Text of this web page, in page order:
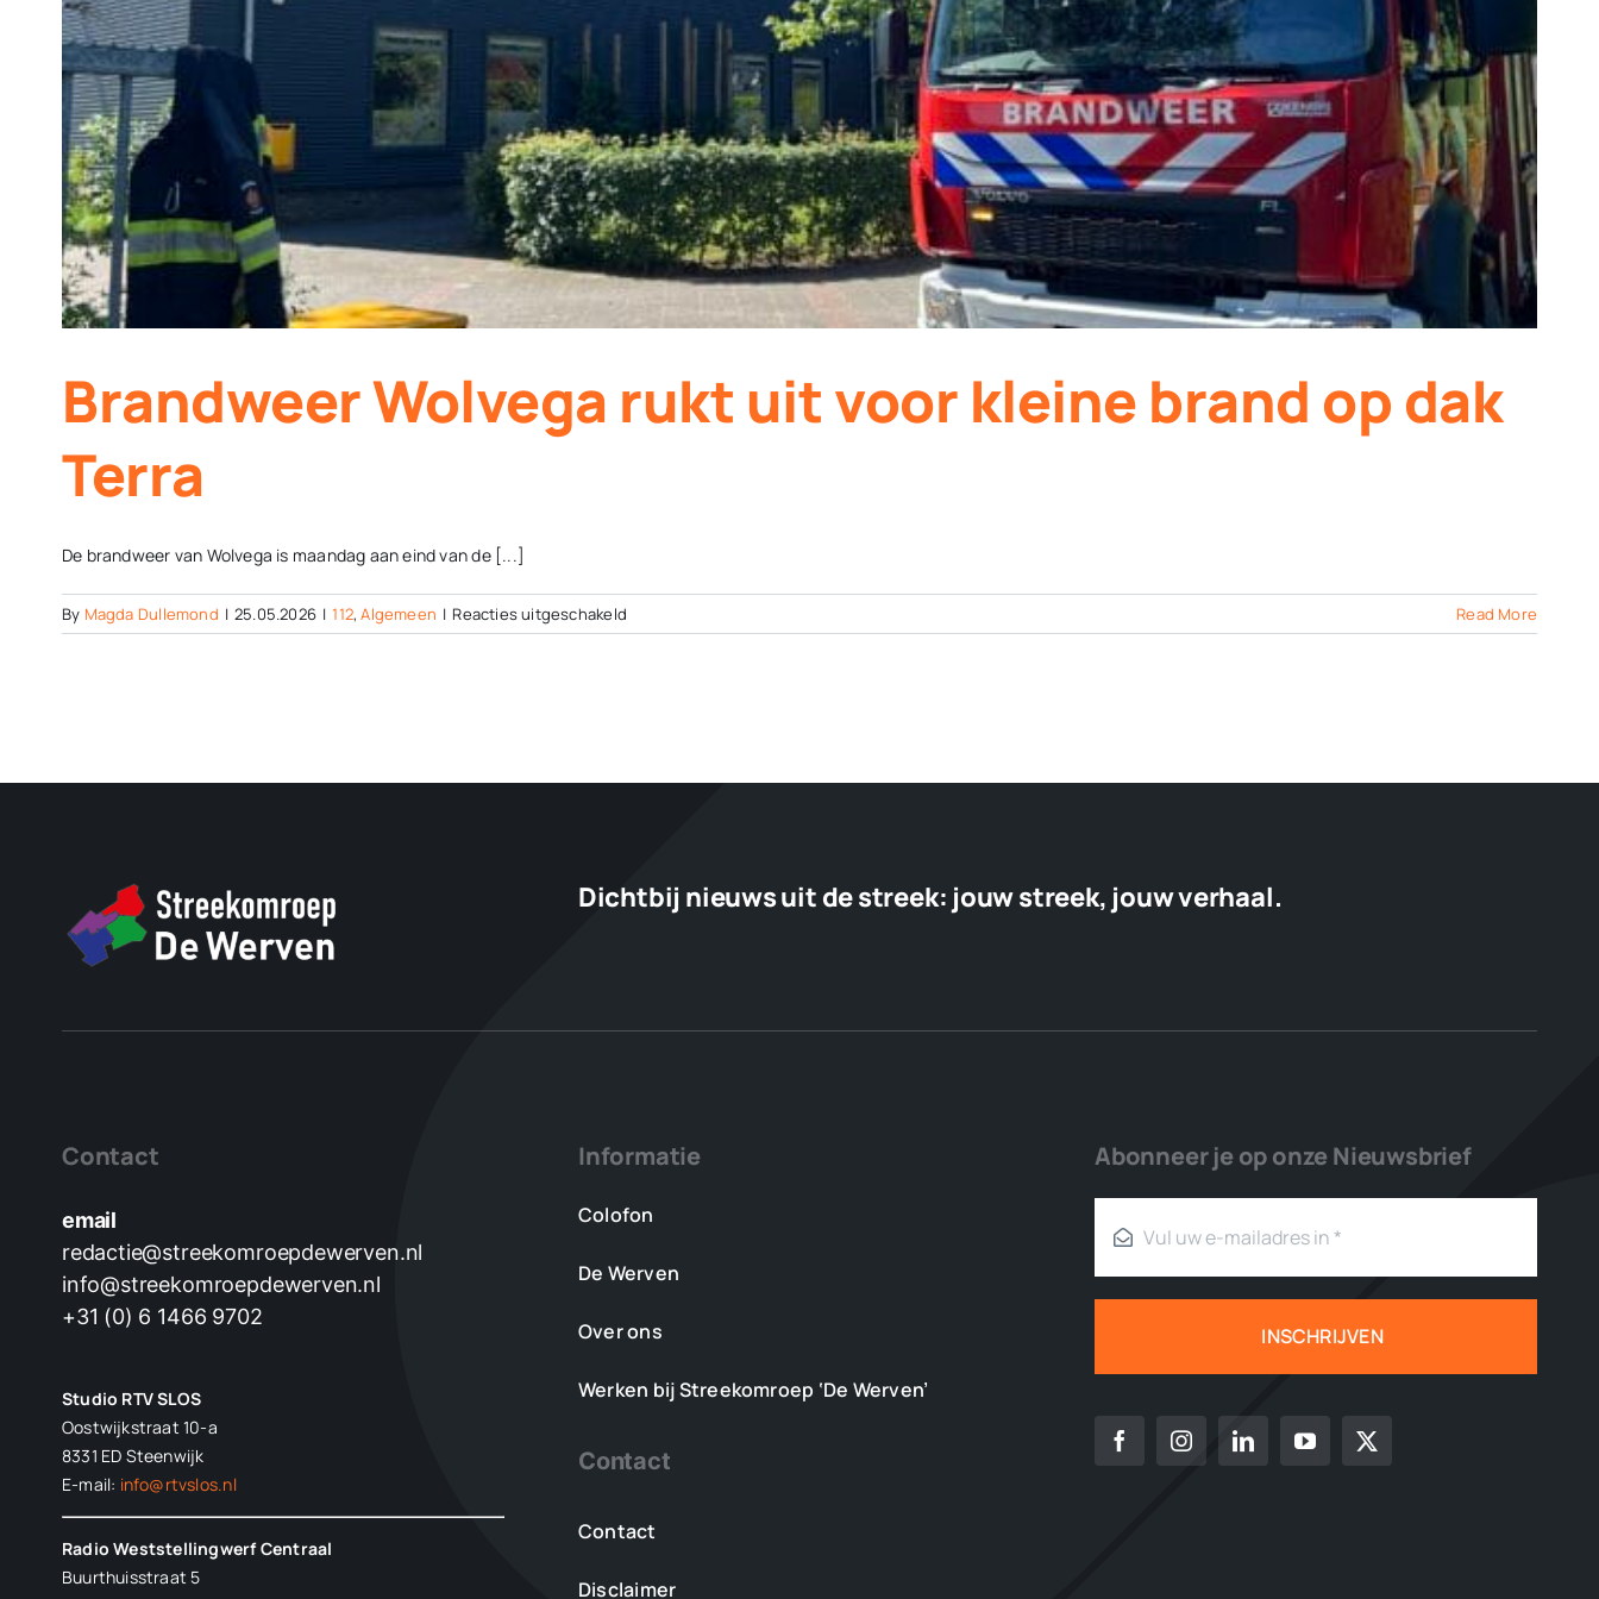
Brandweer Wolvega rukt uit voor kleine brand op dak
Terra
De brandweer van Wolvega is maandag aan eind van de [...]
By Magda Dullemond | 25.05.2026 | 112,Algemeen | Reacties uitgeschakeldvoor
Brandweer
Read More
Dichtbij nieuws uit de streek: jouw streek, jouw verhaal.
Contact
email
redactie@streekomroepdewerven.nl
info@streekomroepdewerven.nl
+31 (0) 6 1466 9702
Studio RTV SLOS
Oostwijkstraat 10-a
8331 ED Steenwijk
E-mail: info@rtvslos.nl
Radio Weststellingwerf Centraal
Buurthuisstraat 5
Informatie
Colofon
De Werven
Over ons
Werken bij Streekomroep ‘De Werven’
Contact
Contact
Disclaimer
Abonneer je op onze Nieuwsbrief
INSCHRIJVEN